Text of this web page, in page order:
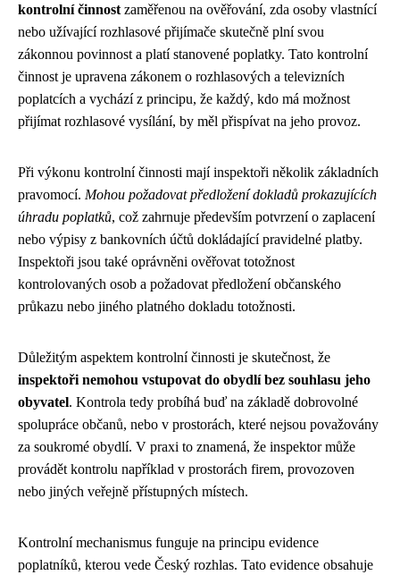
kontrolní činnost zaměřenou na ověřování, zda osoby vlastnící
nebo užívající rozhlasové přijímače skutečně plní svou
zákonnou povinnost a platí stanovené poplatky. Tato kontrolní
činnost je upravena zákonem o rozhlasových a televizních
poplatcích a vychází z principu, že každý, kdo má možnost
přijímat rozhlasové vysílání, by měl přispívat na jeho provoz.
Při výkonu kontrolní činnosti mají inspektoři několik základních
pravomocí. Mohou požadovat předložení dokladů prokazujících
úhradu poplatků, což zahrnuje především potvrzení o zaplacení
nebo výpisy z bankovních účtů dokládající pravidelné platby.
Inspektoři jsou také oprávněni ověřovat totožnost
kontrolovaných osob a požadovat předložení občanského
průkazu nebo jiného platného dokladu totožnosti.
Důležitým aspektem kontrolní činnosti je skutečnost, že
inspektoři nemohou vstupovat do obydlí bez souhlasu jeho
obyvatel. Kontrola tedy probíhá buď na základě dobrovolné
spolupráce občanů, nebo v prostorách, které nejsou považovány
za soukromé obydlí. V praxi to znamená, že inspektor může
provádět kontrolu například v prostorách firem, provozoven
nebo jiných veřejně přístupných místech.
Kontrolní mechanismus funguje na principu evidence
poplatníků, kterou vede Český rozhlas. Tato evidence obsahuje